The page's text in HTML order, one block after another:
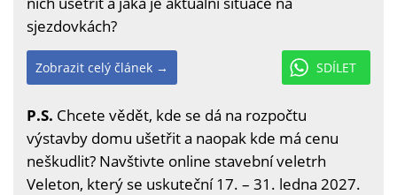
sjezdovkách?
SDÍLET
Zobrazit celý článek →
P.S. Chcete vědět, kde se dá na rozpočtu
výstavby domu ušetřit a naopak kde má cenu
neškudlit? Navštivte online stavební veletrh
Veleton, který se uskuteční 17. – 31. ledna 2027.